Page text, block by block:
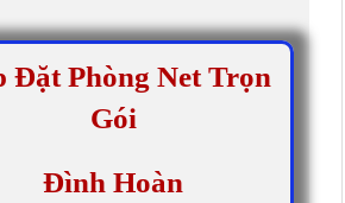
Đặt Phòng Net Trọn
Gói
Đình Hoàn